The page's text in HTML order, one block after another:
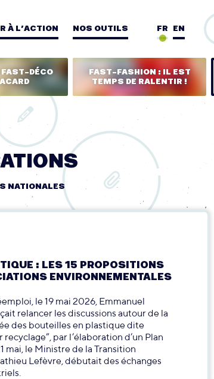
À L’ACTION NOS OUTILS EN
FR
DÉCO
FAST-FASHION : IL EST
TEMPS DE RALENTIR !
NATIONALES
: LES 15 PROPOSITIONS
ENVIRONNEMENTALES
le 19 mai 2026, Emmanuel
relancer les discussions autour de la
des bouteilles en plastique dite
recyclage”, par l’élaboration d’un Plan
mai, le Ministre de la Transition
Lefèvre, débutait des échanges